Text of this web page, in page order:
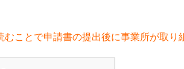
むことで申請書の提出後に事業所が取り